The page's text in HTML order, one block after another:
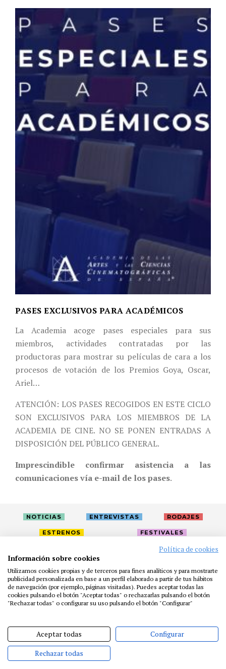
PASES EXCLUSIVOS PARA ACADÉMICOS
La Academia acoge pases especiales para sus
miembros, actividades contratadas por las
productoras para mostrar su películas de cara a los
procesos de votación de los Premios Goya, Oscar,
Ariel…
ATENCIÓN: LOS PASES RECOGIDOS EN ESTE CICLO
SON EXCLUSIVOS PARA LOS MIEMBROS DE LA
ACADEMIA DE CINE. NO SE PONEN ENTRADAS A
DISPOSICIÓN DEL PÚBLICO GENERAL.
Imprescindible confirmar asistencia a las
comunicaciones vía e-mail de los pases.
NOTICIAS ENTREVISTAS RODAJES
ESTRENOS FESTIVALES
PRENSA
FUNDACIÓN RESIDENCIAS
AYUDAS
BIBLIOTECA
PUBLICACIONES
CONTACTO
Política de cookies
Información sobre cookies
Utilizamos cookies propias y de terceros para fines analíticos y para mostrarte
publicidad personalizada en base a un perfil elaborado a partir de tus hábitos
de navegación (por ejemplo, páginas visitadas). Puedes aceptar todas las
cookies pulsando el botón "Aceptar todas" o rechazarlas pulsando el botón
"Rechazar todas" o configurar su uso pulsando el botón "Configurar"
Aceptar todas Configurar
Rechazar todas